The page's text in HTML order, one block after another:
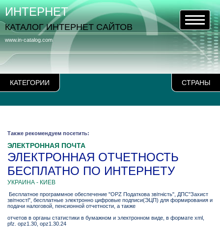
КАТЕГОРИИ СТРАНЫ
www.in-catalog.com
ИНТЕРНЕТ
КАТАЛОГ ИНТЕРНЕТ САЙТОВ
Также рекомендуем посетить:
ЭЛЕКТРОННАЯ ПОЧТА
ЭЛЕКТРОННАЯ ОТЧЕТНОСТЬ
БЕСПЛАТНО ПО ИНТЕРНЕТУ
УКРАИНА - КИЕВ
Бесплатное программное обеспечение "OPZ Податкова звітність", ДПС"Захист
звітності", бесплатные электронно цифровые подписи(ЭЦП) для формирования и
подачи налоговой, пенсионной отчетности, а также
отчетов в органы статистики в бумажном и электронном виде, в формате xml,
pfz. opz1.30, opz1.30.24